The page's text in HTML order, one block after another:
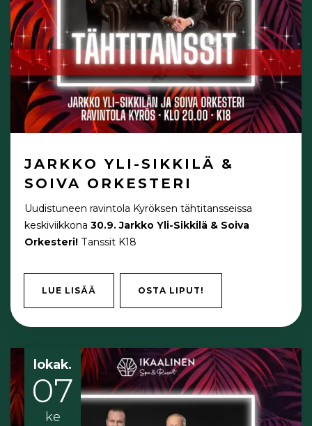
JARKKO YLI-SIKKILÄ &
SOIVA ORKESTERI
Uudistuneen ravintola Kyröksen tähtitansseissa
keskiviikkona 30.9. Jarkko Yli-Sikkilä & Soiva
Orkesteri! Tanssit K18
LUE LISÄÄ OSTA LIPUT!
lokak.
07
ke